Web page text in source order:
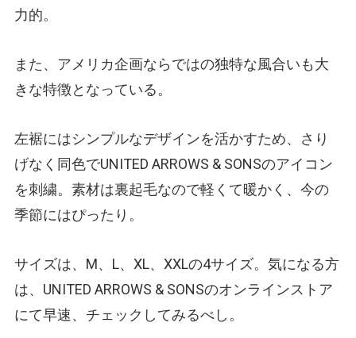
力的。
また、アメリカ企画ならではの独特な風合いも大
きな特徴となっている。
左裾にはシンプルなデザインを活かすため、さり
げなく同色でUNITED ARROWS & SONSのアイコン
を刺繍。素材は裏起毛なので軽くて暖かく、今の
季節にはぴったり。
サイズは、M、L、XL、XXLの4サイズ。気になる方
は、UNITED ARROWS & SONSのオンラインストア
にて早速、チェックしてみるべし。